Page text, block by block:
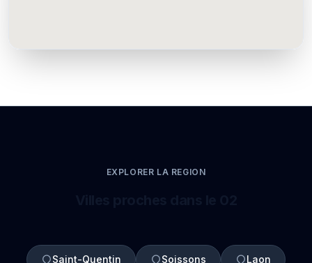
EXPLORER LA REGION
Saint-Quentin Soissons Laon